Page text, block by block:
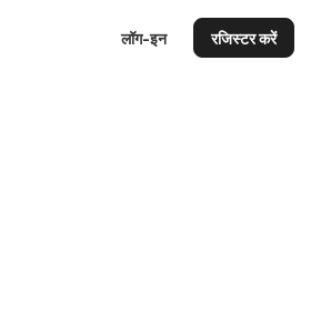
लॉग-इन रजिस्टर करें